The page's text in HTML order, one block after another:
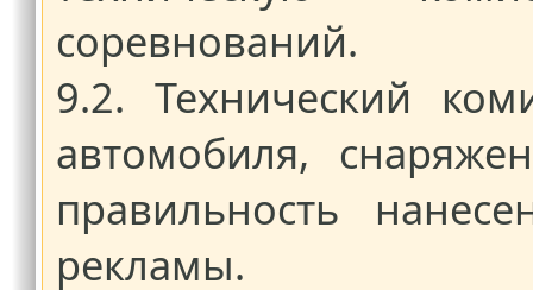
соревнований.
9.2. Технический
автомобиля,
правильность
рекламы.